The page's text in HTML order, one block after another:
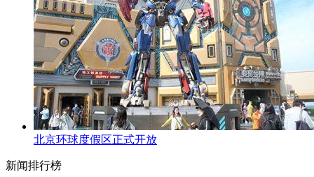
北京环球度假区正式开放
新闻排行榜